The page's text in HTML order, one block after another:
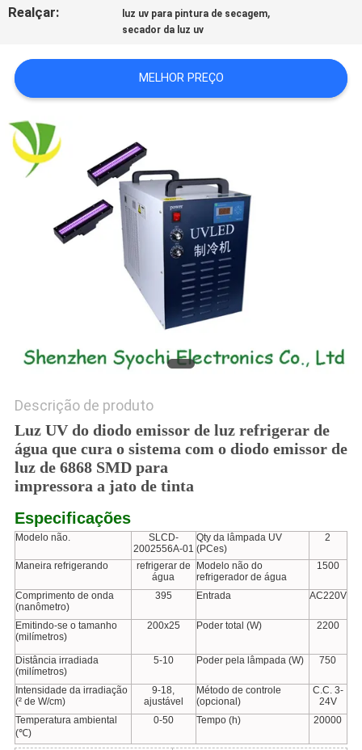
UMAS
MAPA
DO
SITE
POLICY
Realçar: luz uv para pintura de secagem,
secador da luz uv
MELHOR PREÇO
Descrição de produto
Luz UV do diodo emissor de luz refrigerar de
água que cura o sistema com o diodo emissor de
luz de 6868 SMD para
impressora a jato de tinta
Especificações
Modelo não.
SLCD-
2002556A-01
Qty da lâmpada UV
(PCes)
2
Maneira refrigerando
refrigerar de
água
Modelo não do
refrigerador de água
1500
Comprimento de onda
(nanômetro)
395 Entrada AC220V
Emitindo-se o tamanho
(milímetros)
200x25 Poder total (W) 2200
Distância irradiada
(milímetros)
5-10 Poder pela lâmpada (W) 750
Intensidade da irradiação
(² de W/cm)
9-18,
ajustável
Método de controle
(opcional)
C.C. 3-
24V
Temperatura ambiental
(℃)
0-50 Tempo (h) 20000